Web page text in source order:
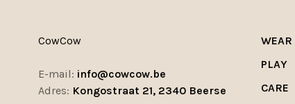
CowCow
E-mail: info@cowcow.be
Adres: Kongostraat 21, 2340 Beerse
WEAR
PLAY
CARE